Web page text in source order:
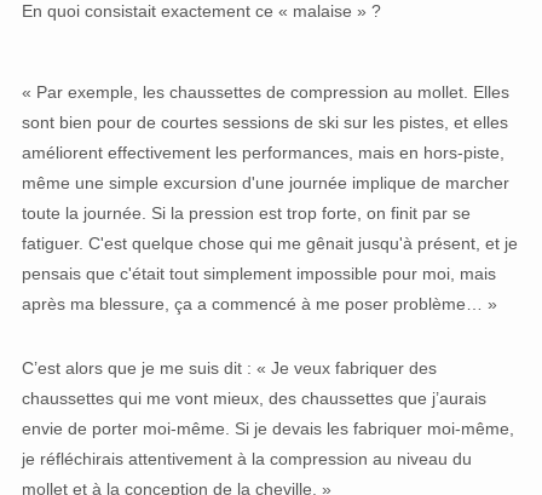
En quoi consistait exactement ce « malaise » ?
« Par exemple, les chaussettes de compression au mollet. Elles
sont bien pour de courtes sessions de ski sur les pistes, et elles
améliorent effectivement les performances, mais en hors-piste,
même une simple excursion d'une journée implique de marcher
toute la journée. Si la pression est trop forte, on finit par se
fatiguer. C'est quelque chose qui me gênait jusqu'à présent, et je
pensais que c'était tout simplement impossible pour moi, mais
après ma blessure, ça a commencé à me poser problème… »
C’est alors que je me suis dit : « Je veux fabriquer des
chaussettes qui me vont mieux, des chaussettes que j’aurais
envie de porter moi-même. Si je devais les fabriquer moi-même,
je réfléchirais attentivement à la compression au niveau du
mollet et à la conception de la cheville. »